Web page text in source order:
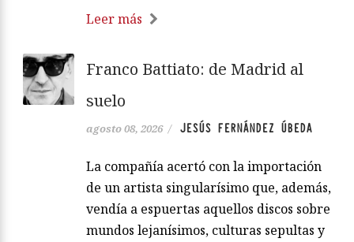
Leer más
Franco Battiato: de Madrid al
suelo
agosto 08, 2026 / JESÚS FERNÁNDEZ ÚBEDA
La compañía acertó con la importación
de un artista singularísimo que, además,
vendía a espuertas aquellos discos sobre
mundos lejanísimos, culturas sepultas y